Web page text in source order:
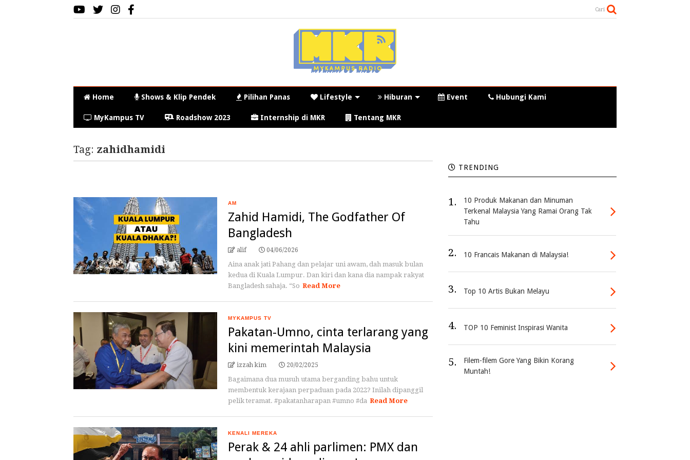
Cari
Home Shows & Klip Pendek Pilihan Panas Lifestyle Hiburan Event Hubungi Kami
MyKampus TV Roadshow 2023 Internship di MKR Tentang MKR
Tag: zahidhamidi
AM
Zahid Hamidi, The Godfather Of
Bangladesh
alif 04/06/2026
Aina anak jati Pahang dan pelajar uni awam, dah masuk bulan
kedua di Kuala Lumpur. Dan kiri dan kana dia nampak rakyat
Bangladesh sahaja. “So Read More
MYKAMPUS TV
Pakatan-Umno, cinta terlarang yang
kini memerintah Malaysia
izzah kim 20/02/2025
Bagaimana dua musuh utama berganding bahu untuk
membentuk kerajaan perpaduan pada 2022? Inilah dipanggil
pelik teramat. #pakatanharapan #umno #da Read More
KENALI MEREKA
Perak & 24 ahli parlimen: PMX dan
TRENDING
1.
10 Produk Makanan dan Minuman
Terkenal Malaysia Yang Ramai Orang Tak
Tahu
2. 10 Francais Makanan di Malaysia!
3. Top 10 Artis Bukan Melayu
4. TOP 10 Feminist Inspirasi Wanita
5.
Filem-filem Gore Yang Bikin Korang
Muntah!